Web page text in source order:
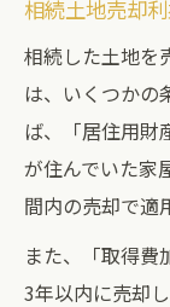
相続土地売却
相続した土地を
は、いくつかの
ば、「居住用財
が住んでいた家
間内の売却で適
また、「取得費
3年以内に売却